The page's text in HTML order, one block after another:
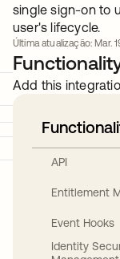
single sign-on to
user's lifecycle.
Última atualização: Mar.
Add this
API
Entitlement
Event Hooks
Identity